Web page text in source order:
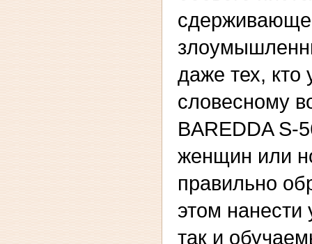
даже тех, кто
словесному
BAREDDA S-
женщин или
правильно
этом
так и